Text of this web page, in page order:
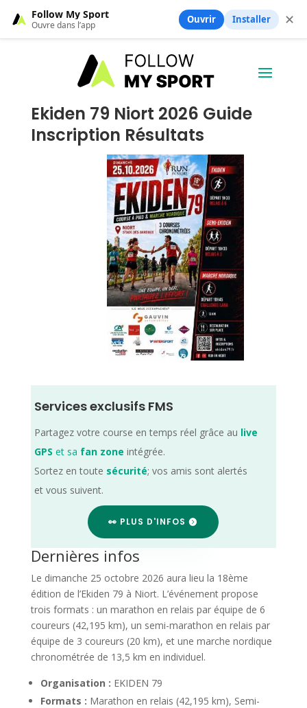
Ekiden 79 Niort 2026 Guide
Inscription Résultats
Services exclusifs FMS
Partagez votre course en temps réel grâce au live
GPS et sa fan zone intégrée.
Sortez en toute sécurité; vos amis sont alertés
et vous suivent.
👀 PLUS D'INFOS
Dernières infos
Le dimanche 25 octobre 2026 aura lieu la 18ème
édition de l’Ekiden 79 à Niort. L’événement propose
trois formats : un marathon en relais par équipe de 6
coureurs (42,195 km), un semi-marathon en relais par
équipe de 3 coureurs (20 km), et une marche nordique
chronométrée de 13,5 km en individuel.
Organisation : EKIDEN 79
Formats : Marathon en relais (42,195 km), Semi-
Follow My Sport
Ouvre dans l’app Ouvrir Installer ✕